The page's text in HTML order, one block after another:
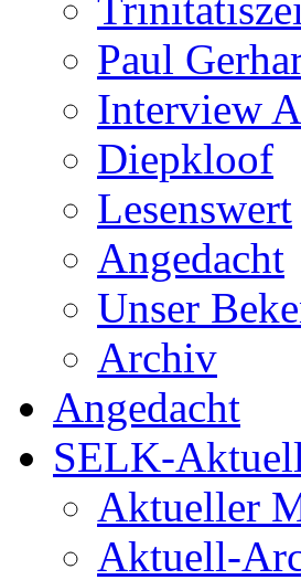
Paul
Interview
Diepkloof
Lesenswert
Angedacht
Unser
Archiv
Angedacht
SELK-
Aktueller
Aktuell-